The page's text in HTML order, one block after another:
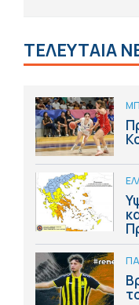
ΤΕΛΕΥΤΑΙΑ